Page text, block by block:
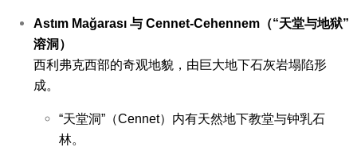
Astım Mağarası 与 Cennet-Cehennem（“天堂与地狱”
溶洞）
西利弗克西部的奇观地貌，由巨大地下石灰岩塌陷形
成。
“天堂洞”（Cennet）内有天然地下教堂与钟乳石
林。